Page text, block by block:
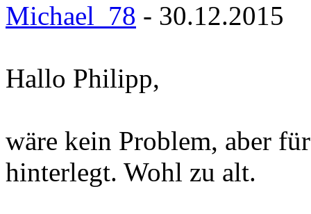
Michael_78 - 30.12.2015
Hallo Philipp,
wäre kein Problem, aber
hinterlegt. Wohl zu alt.